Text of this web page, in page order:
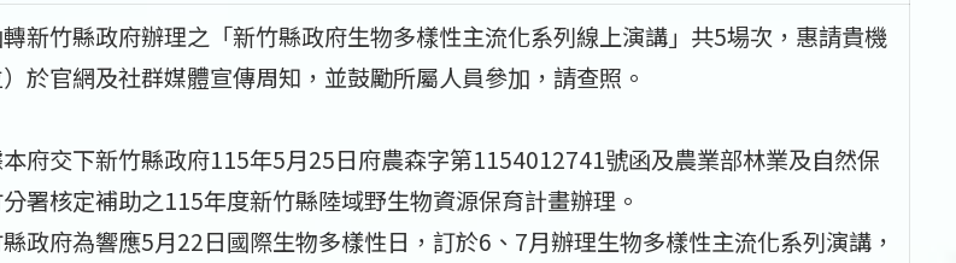
新竹縣政府辦理之「新竹縣政府生物多樣性主流化系列線上演講」共5場次，惠請貴機
於官網及社群媒體宣傳周知，並鼓勵所屬人員參加，請查照。
府交下新竹縣政府115年5月25日府農森字第1154012741號函及農業部林業及自然保
署核定補助之115年度新竹縣陸域野生物資源保育計畫辦理。
政府為響應5月22日國際生物多樣性日，訂於6、7月辦理生物多樣性主流化系列演講，